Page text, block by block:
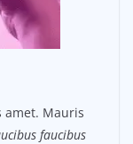
Mauris
faucibus